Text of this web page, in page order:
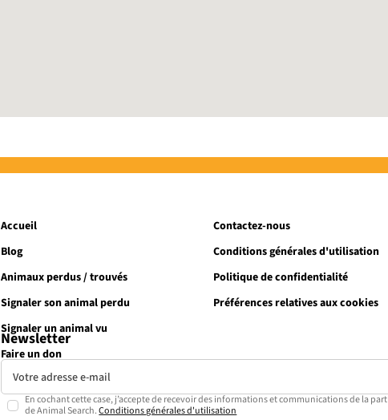
Accueil
Blog
Animaux perdus / trouvés
Signaler son animal perdu
Signaler un animal vu
Faire un don
Contactez-nous
Conditions générales d'utilisation
Politique de confidentialité
Préférences relatives aux cookies
Newsletter
En cochant cette case, j’accepte de recevoir des informations et communications de la part
de Animal Search.Conditions générales d'utilisation